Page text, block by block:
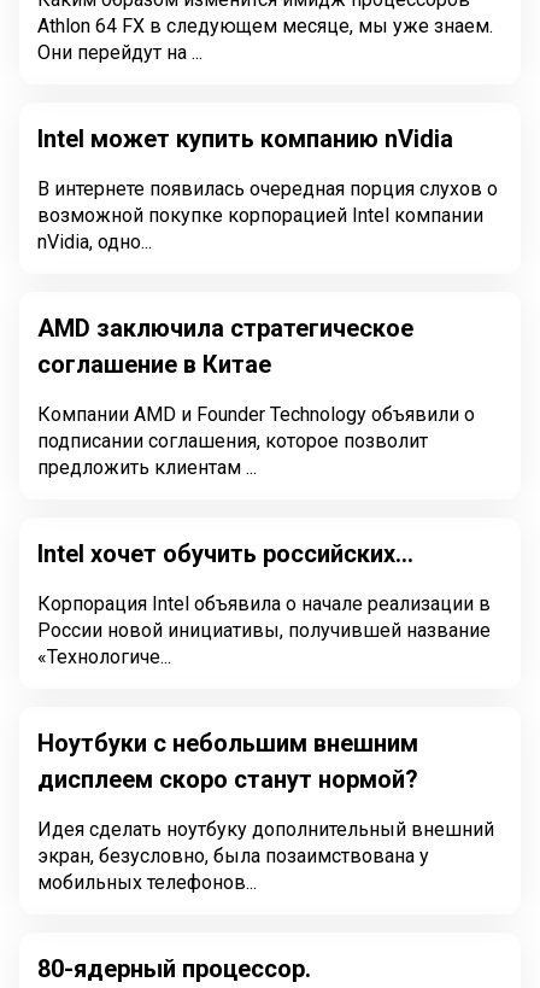
Athlon 64 FX в следующем месяце, мы уже знаем.
Они перейдут на ...
Intel может купить компанию nVidia
В интернете появилась очередная порция слухов о
возможной покупке корпорацией Intel компании
nVidia, одно...
AMD заключила стратегическое
соглашение в Китае
Компании AMD и Founder Technology объявили о
подписании соглашения, которое позволит
предложить клиентам ...
Intel хочет обучить российских...
Корпорация Intel объявила о начале реализации в
России новой инициативы, получившей название
«Технологиче...
Ноутбуки с небольшим внешним
дисплеем скоро станут нормой?
Идея сделать ноутбуку дополнительный внешний
экран, безусловно, была позаимствована у
мобильных телефонов...
80-ядерный процессор.